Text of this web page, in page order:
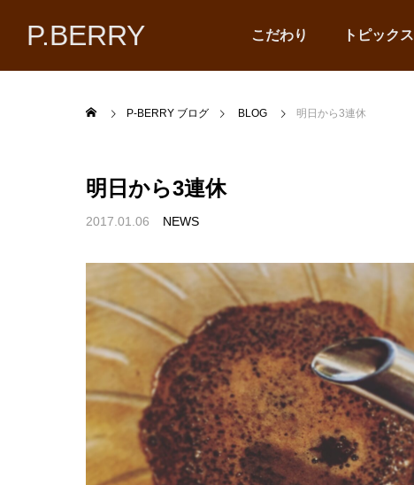
P.BERRY こだわり トピックス
P-BERRY ブログ BLOG 明日から3連休
明日から3連休
2017.01.06 NEWS